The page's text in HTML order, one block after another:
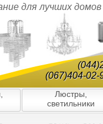
для лучших домов
(067)404-02-
Люстры,
светильники